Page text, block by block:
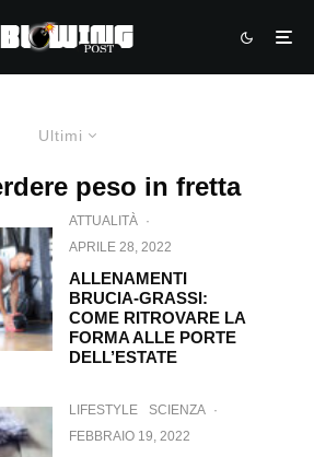
Ultimi
peso in fretta
ATTUALITÀ ·
APRILE 28, 2022
ALLENAMENTI
BRUCIA-GRASSI:
COME RITROVARE LA
FORMA ALLE PORTE
DELL’ESTATE
LIFESTYLE SCIENZA ·
FEBBRAIO 19, 2022